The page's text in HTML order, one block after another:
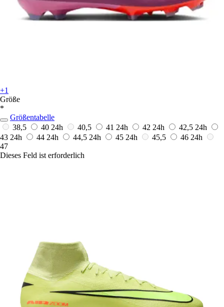
+1
Größe
*
Größentabelle
38,5
40 24h 40,5 41 24h 42 24h 42,5 24h
43 24h 44 24h 44,5 24h 45 24h 45,5 46 24h
47
Dieses Feld ist erforderlich